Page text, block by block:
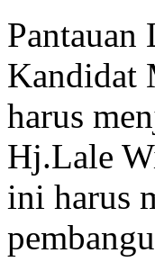
Pantauan
Kandidat
harus
Hj.Lale
ini harus